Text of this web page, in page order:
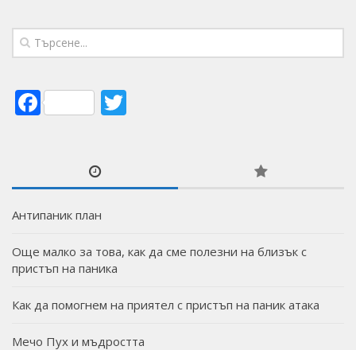
Facebook
Антипаник план
Още малко за това, как да сме полезни на близък с
пристъп на паника
Как да помогнем на приятел с пристъп на паник атака
Мечо Пух и мъдростта